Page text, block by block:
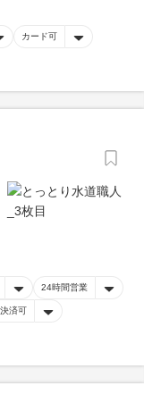
カード可
24時間営業
済可